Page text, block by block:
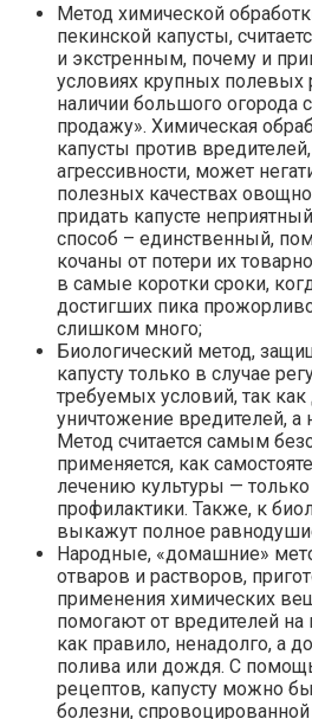
Метод химической
пекинской капусты,
и экстренным, почему и
условиях крупных полевых
наличии большого огорода
продажу». Химическая
капусты против
агрессивности, может
полезных качествах
придать капусте
способ – единственный,
кочаны от потери их
в самые коротки сроки,
достигших пика
слишком много;
Биологический метод,
капусту только в случае
требуемых условий, так как
уничтожение вредителей, а
Метод считается самым
применяется, как
лечению культуры — только
профилактики. Также, к
выкажут полное
Народные, «домашние»
отваров и растворов,
применения химических
помогают от вредителей на
как правило, ненадолго, а
полива или дождя. С
рецептов, капусту можно
болезни,